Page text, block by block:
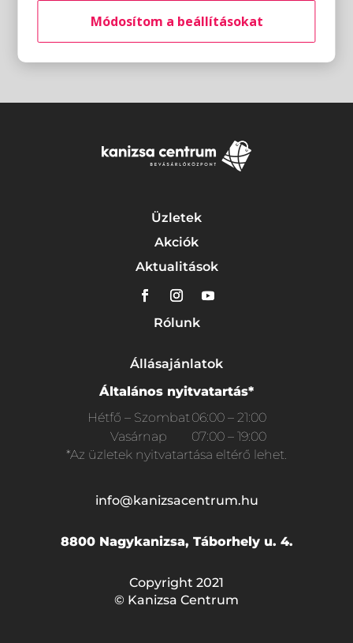
Üzletek
Akciók
Aktualitások
Rólunk
Állásajánlatok
Általános nyitvatartás*
Hétfő – Szombat06:00 – 21:00
Vasárnap
07:00 – 19:00
*Az üzletek nyitvatartása eltérő lehet.
info@kanizsacentrum.hu
8800 Nagykanizsa, Táborhely u. 4.
Copyright 2021
© Kanizsa Centrum
Módosítom a beállításokat